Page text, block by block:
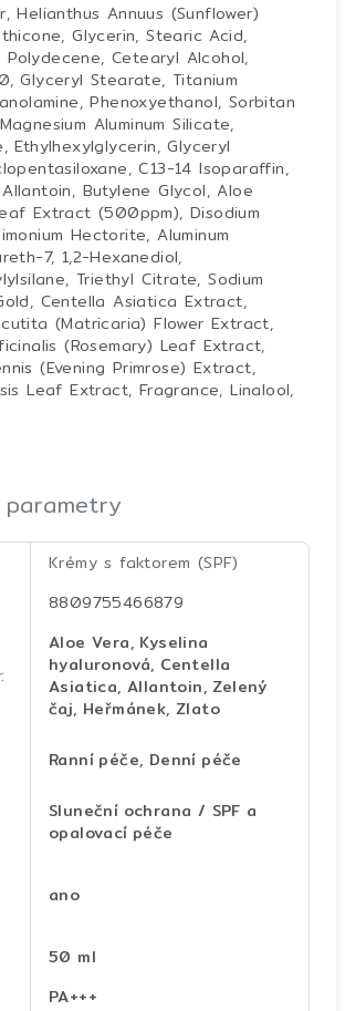
Helianthus Annuus (Sunflower)
Glycerin, Stearic Acid,
Cetearyl Alcohol,
Glyceryl Stearate, Titanium
Phenoxyethanol, Sorbitan
Aluminum Silicate,
Ethylhexylglycerin, Glyceryl
C13-14 Isoparaffin,
Butylene Glycol, Aloe
Extract (500ppm), Disodium
Hectorite, Aluminum
7, 1,2-Hexanediol,
Triethyl Citrate, Sodium
Centella Asiatica Extract,
(Matricaria) Flower Extract,
(Rosemary) Leaf Extract,
(Evening Primrose) Extract,
Leaf Extract, Fragrance, Linalool,
parametry
Krémy s faktorem (SPF)
8809755466879
:
Aloe Vera, Kyselina
hyaluronová, Centella
Asiatica, Allantoin, Zelený
čaj, Heřmánek, Zlato
Ranní péče, Denní péče
Sluneční ochrana / SPF a
opalovací péče
ano
50 ml
PA+++